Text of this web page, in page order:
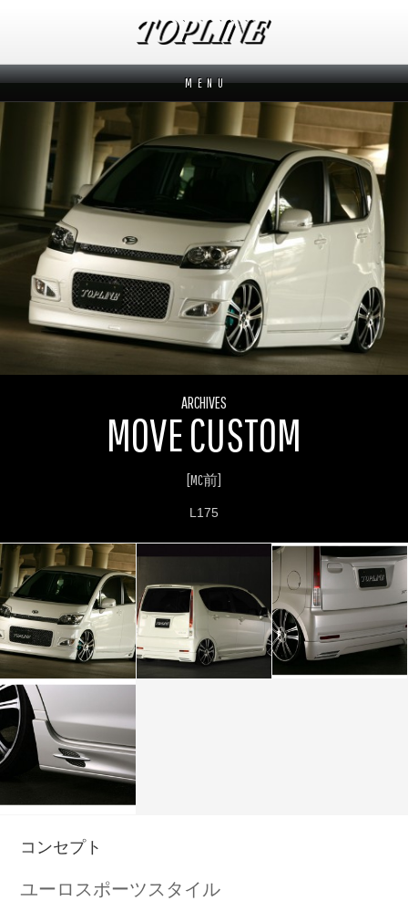
M E N U
News
新着情報
Makers
メーカーから探す
Brands
ブランドから探す
How to order
オーダー方法
Movies
ムービー
よくあるご質問
ARCHIVES
MOVE CUSTOM
[MC前]
L175
コンセプト
ユーロスポーツスタイル